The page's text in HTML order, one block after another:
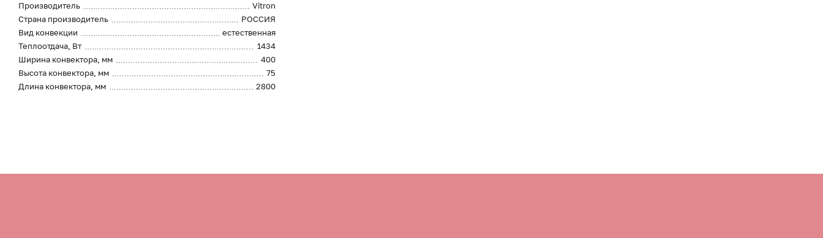
Производитель
Vitron
Страна производитель
РОССИЯ
Вид конвекции
естественная
Теплоотдача, Вт
1434
Ширина конвектора, мм
400
Высота конвектора, мм
75
Длина конвектора, мм
2800